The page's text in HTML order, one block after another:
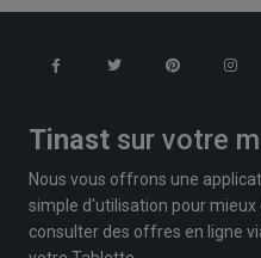
Tinast sur votre
Nous vous offrons une
simple d'utilisation pour
consulter des offres en ligne